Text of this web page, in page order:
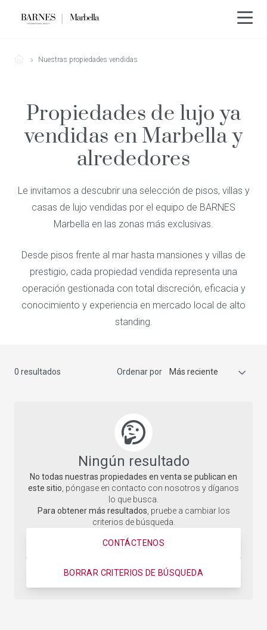
Nuestras propiedades vendidas
Propiedades de lujo ya
vendidas en Marbella y
alrededores
Le invitamos a descubrir una selección de pisos, villas y
casas de lujo vendidas por el equipo de BARNES
Marbella en las zonas más exclusivas.
Desde pisos frente al mar hasta mansiones y villas de
prestigio, cada propiedad vendida representa una
operación gestionada con total discreción, eficacia y
conocimiento y experiencia en mercado local de alto
standing.
0 resultados Ordenar por Más reciente
Ningún resultado
No todas nuestras propiedades en venta se publican en
este sitio , póngase en contacto con nosotros y díganos
lo que busca.
Para obtener más resultados , pruebe a cambiar los
criterios de búsqueda.
CONTÁCTENOS
BORRAR CRITERIOS DE BÚSQUEDA